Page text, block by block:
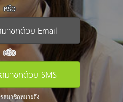
หรือ
าชิกด้วย Email
หรือ
มาชิกด้วย SMS
สมาชิกหมายถึง